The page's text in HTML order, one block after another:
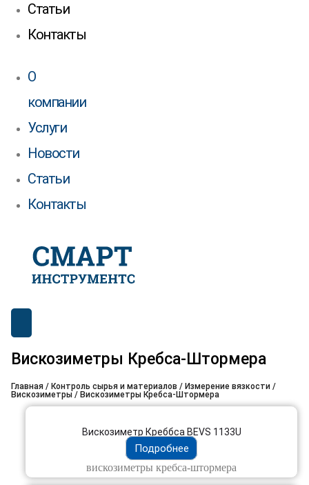
Статьи
Контакты
О
компании
Услуги
Новости
Статьи
Контакты
Вискозиметры Кребса-Штормера
Главная / Контроль сырья и материалов / Измерение вязкости /
Вискозиметры / Вискозиметры Кребса-Штормера
Вискозиметр Креббса BEVS 1133U
Подробнее
вискозиметры кребса-штормера